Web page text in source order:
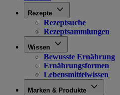
Rezepte
Rezeptsuche
Rezeptsammlungen
Wissen
Bewusste Ernährung
Ernährungsformen
Lebensmittelwissen
Marken & Produkte